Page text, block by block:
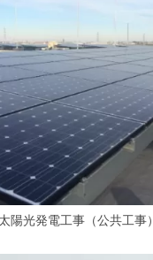
太陽光発電工事（公共工事）